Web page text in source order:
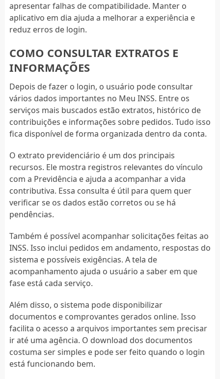
apresentar falhas de compatibilidade. Manter o
aplicativo em dia ajuda a melhorar a experiência e
reduz erros de login.
COMO CONSULTAR EXTRATOS E
INFORMAÇÕES
Depois de fazer o login, o usuário pode consultar
vários dados importantes no Meu INSS. Entre os
serviços mais buscados estão extratos, histórico de
contribuições e informações sobre pedidos. Tudo isso
fica disponível de forma organizada dentro da conta.
O extrato previdenciário é um dos principais
recursos. Ele mostra registros relevantes do vínculo
com a Previdência e ajuda a acompanhar a vida
contributiva. Essa consulta é útil para quem quer
verificar se os dados estão corretos ou se há
pendências.
Também é possível acompanhar solicitações feitas ao
INSS. Isso inclui pedidos em andamento, respostas do
sistema e possíveis exigências. A tela de
acompanhamento ajuda o usuário a saber em que
fase está cada serviço.
Além disso, o sistema pode disponibilizar
documentos e comprovantes gerados online. Isso
facilita o acesso a arquivos importantes sem precisar
ir até uma agência. O download dos documentos
costuma ser simples e pode ser feito quando o login
está funcionando bem.